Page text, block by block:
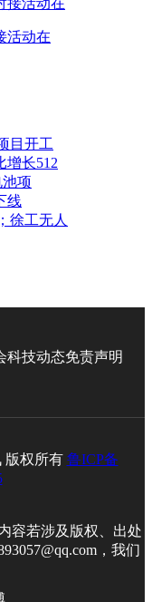
活动在
目开工
增长512
项
线
徐工无人
科技动态免责声明
版权所有 鲁ICP备
容若涉及版权、出处
，我们